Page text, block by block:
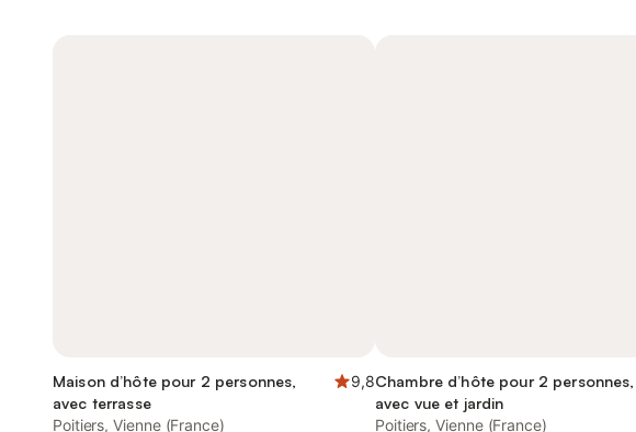
Maison d’hôte pour 2 personnes,
avec terrasse
9,8
Poitiers, Vienne (France)
Chambre d’hôte pour 2 personnes,
avec vue et jardin
Poitiers, Vienne (France)